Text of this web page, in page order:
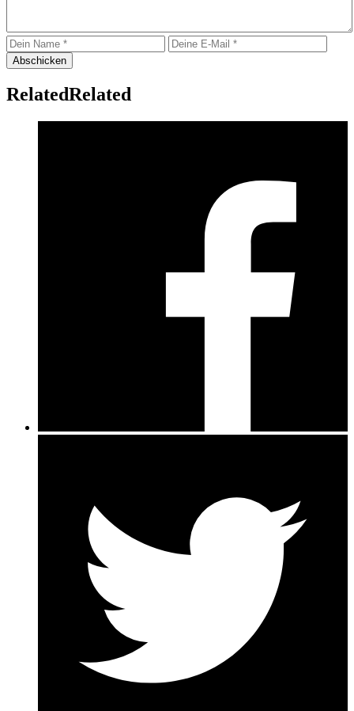
RelatedRelated